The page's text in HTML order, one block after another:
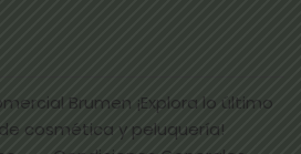
Brumen ¡Explora lo último
cosmética y peluquería!